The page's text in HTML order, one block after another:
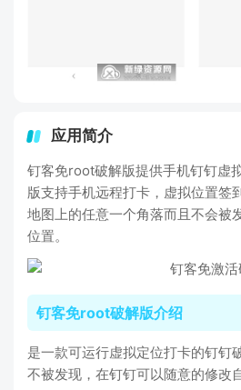
应用简介
钉客免root破解版提供手机钉钉虚
版支持手机远程打卡，虚拟位置签
地图上的任意一个角落而且不会被
位置。
钉客免root破解版介绍
是一款可运行虚拟定位打卡的钉钉
不被发现，在钉钉可以随意的修改